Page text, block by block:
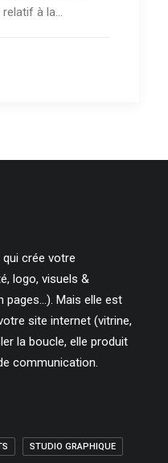
à la…
crée votre
logo, visuels &
pages…). Mais elle est
site internet (vitrine,
la boucle, elle produit
communication.
STUDIO GRAPHIQUE